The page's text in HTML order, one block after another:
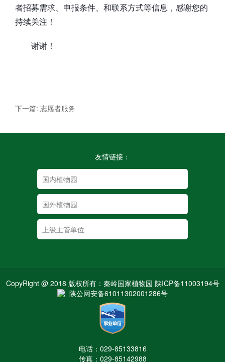
者招募需求、申报条件、和联系方式等信息，感谢您的
持续关注！
谢谢！
下一篇: 志愿者服务
友情链接：
CopyRight @ 2018 版权所有：秦岭国家植物园 陕ICP备11003194号
陕公网安备61011302001286号
电话：029-85133816
传真：029-85142988